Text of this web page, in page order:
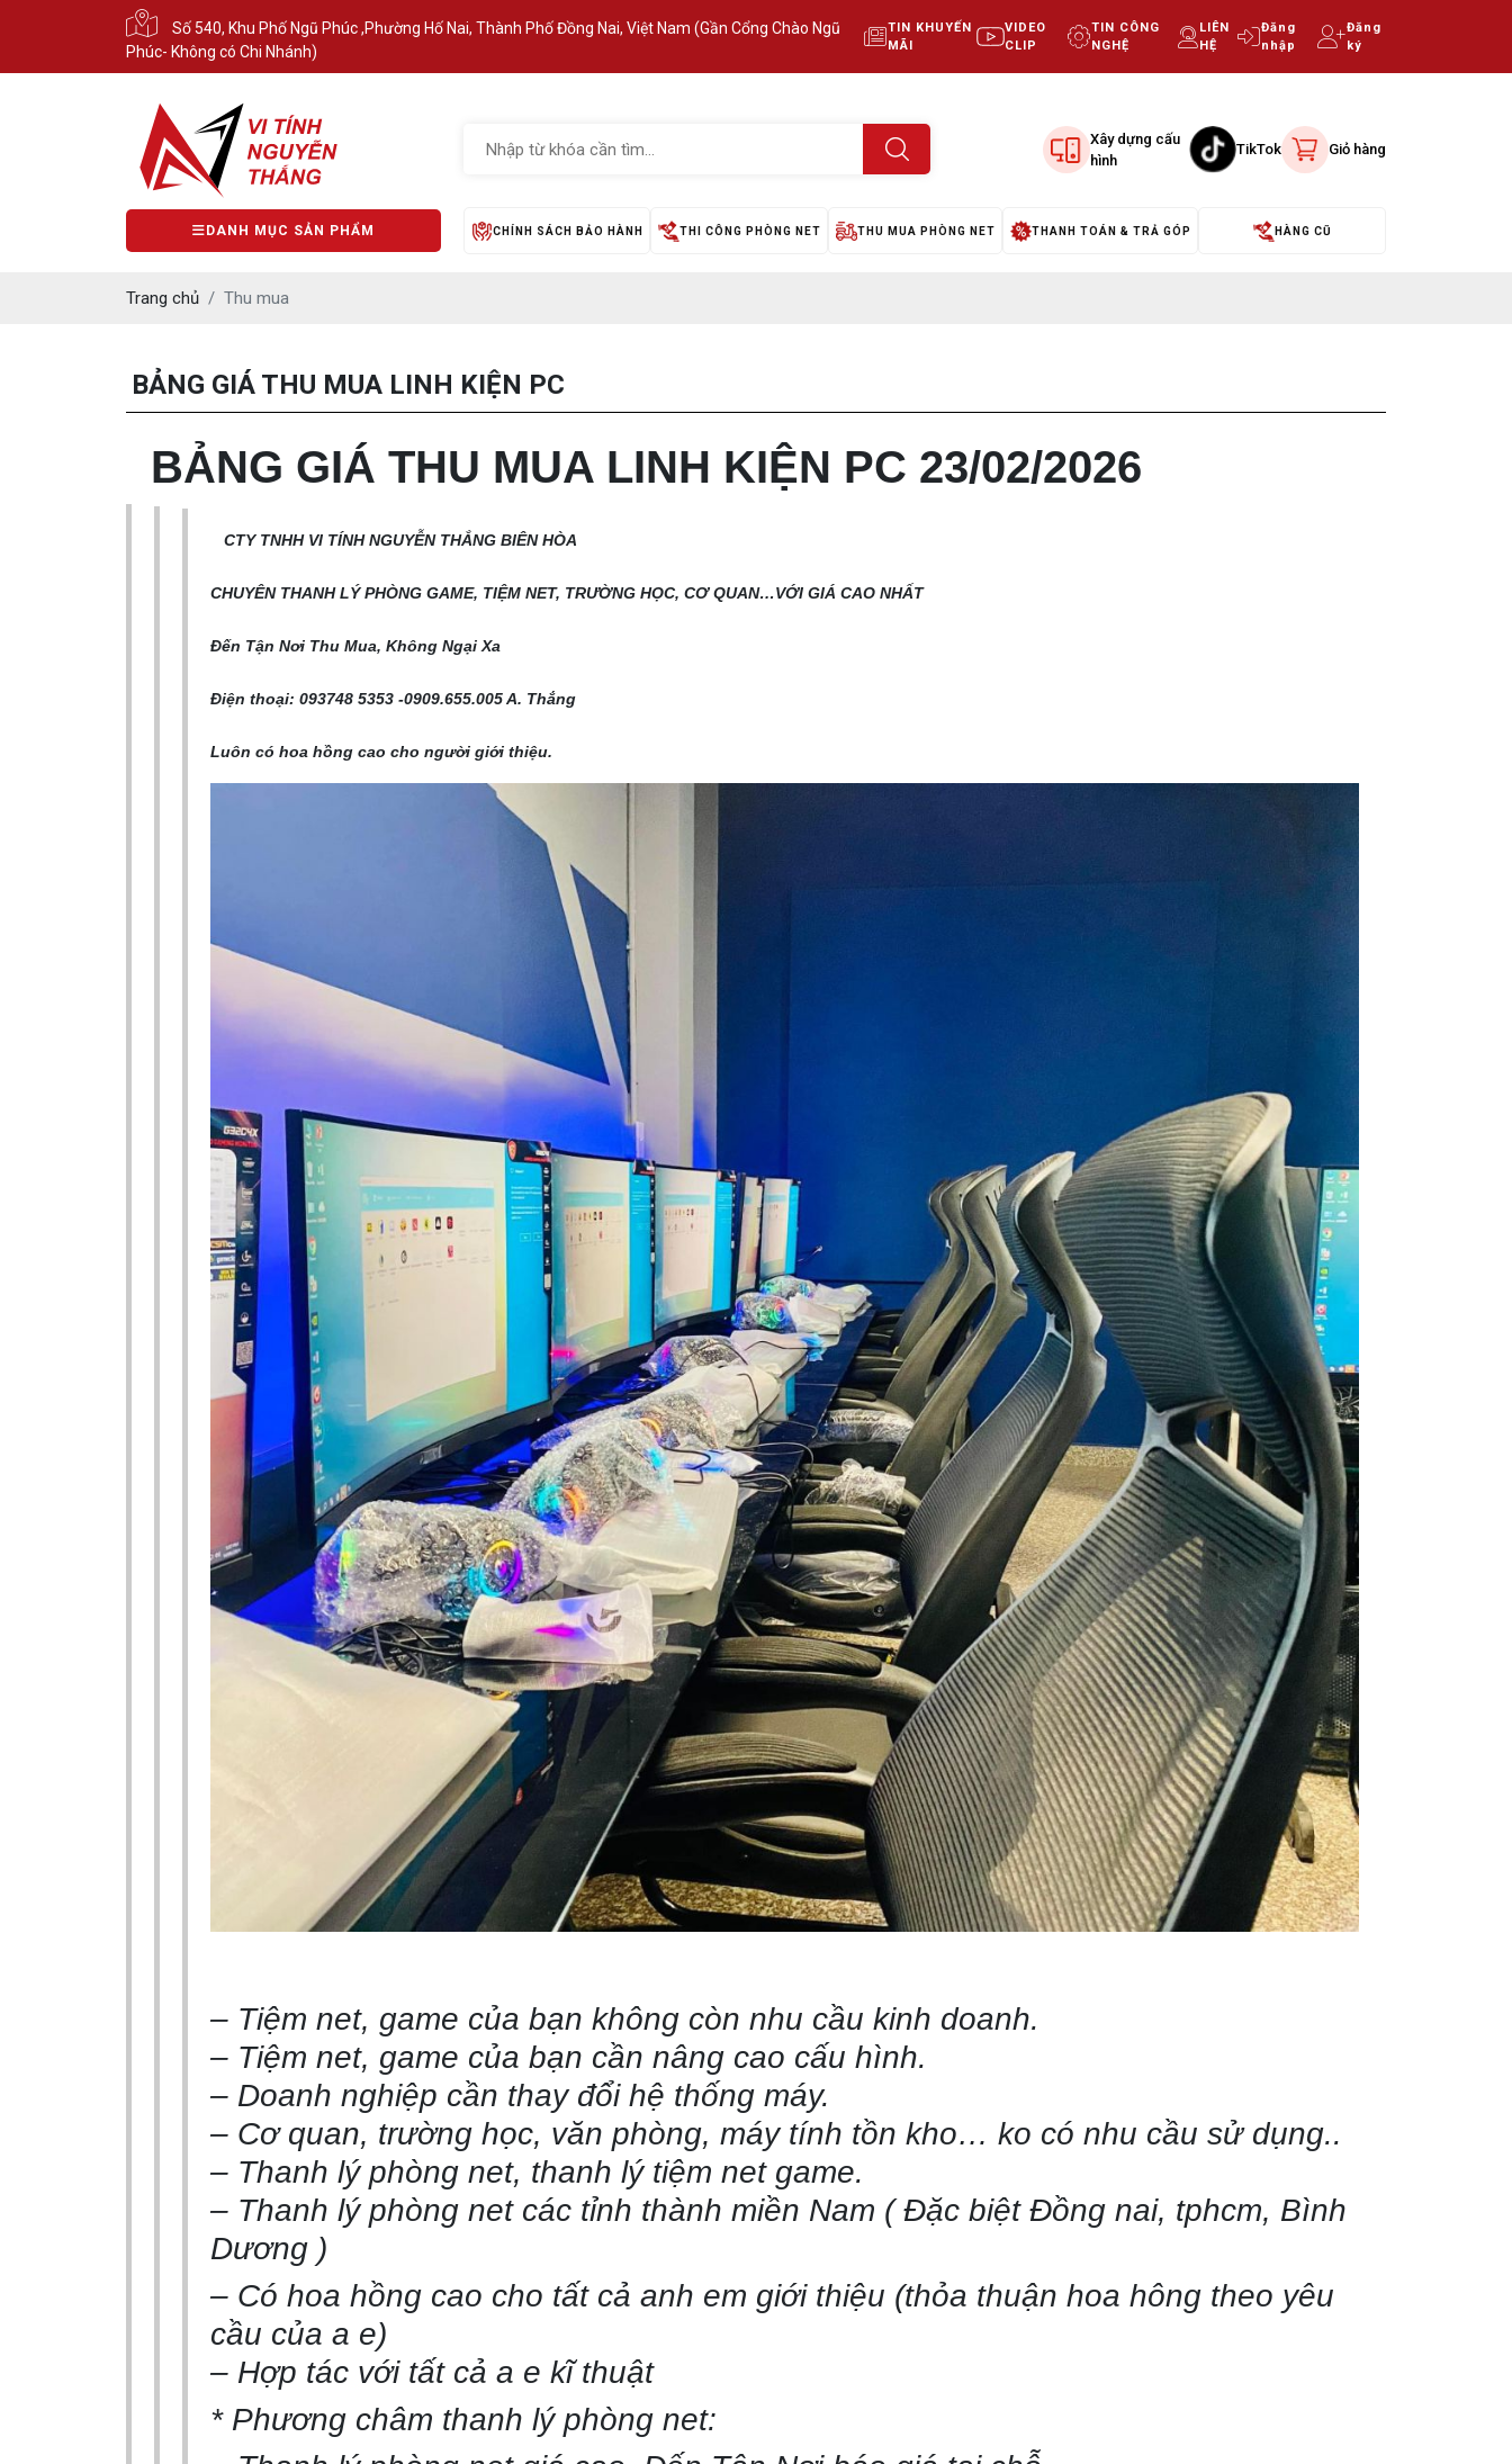
Số 540, Khu Phố Ngũ Phúc ,Phường Hố Nai, Thành Phố Đồng Nai, Việt Nam (Gần Cổng Chào Ngũ
Phúc- Không có Chi Nhánh)
TIN KHUYẾN
MÃI
VIDEO
CLIP
TIN CÔNG
NGHỆ
LIÊN
HỆ
Đăng
nhập
Đăng
ký
Xây dựng cấu
hình
TikTok Giỏ hàng
DANH MỤC SẢN PHẨM CHÍNH SÁCH BẢO HÀNH THI CÔNG PHÒNG NET THU MUA PHÒNG NET THANH TOÁN & TRẢ GÓP HÀNG CŨ
Trang chủ Thu mua
BẢNG GIÁ THU MUA LINH KIỆN PC
BẢNG GIÁ THU MUA LINH KIỆN PC 23/02/2026
CTY TNHH VI TÍNH NGUYỄN THẮNG BIÊN HÒA
CHUYÊN THANH LÝ PHÒNG GAME, TIỆM NET, TRƯỜNG HỌC, CƠ QUAN…VỚI GIÁ CAO NHẤT
Đến Tận Nơi Thu Mua, Không Ngại Xa
Điện thoại: 093748 5353 -0909.655.005 A. Thắng
Luôn có hoa hồng cao cho người giới thiệu.
– Tiệm net, game của bạn không còn nhu cầu kinh doanh.
– Tiệm net, game của bạn cần nâng cao cấu hình.
– Doanh nghiệp cần thay đổi hệ thống máy.
– Cơ quan, trường học, văn phòng, máy tính tồn kho… ko có nhu cầu sử dụng..
– Thanh lý phòng net, thanh lý tiệm net game.
– Thanh lý phòng net các tỉnh thành miền Nam ( Đặc biệt Đồng nai, tphcm, Bình
Dương )
– Có hoa hồng cao cho tất cả anh em giới thiệu (thỏa thuận hoa hông theo yêu
cầu của a e)
– Hợp tác với tất cả a e kĩ thuật
* Phương châm thanh lý phòng net: